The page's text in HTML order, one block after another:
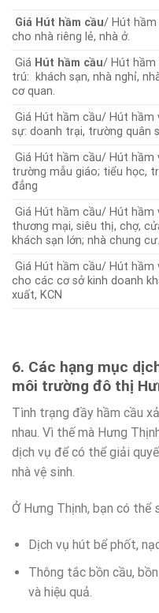
Giá Hút hầm cầu/ Hút hầm
cho nhà riêng lẻ, nhà ở.
Giá Hút hầm cầu/ Hút hầm
trú: khách sạn, nhà nghỉ,
cơ quan.
Giá Hút hầm cầu/ Hút hầm
sự: doanh trại, trường quân
Giá Hút hầm cầu/ Hút hầm
trường mẫu giáo; tiểu học,
đẳng
Giá Hút hầm cầu/ Hút hầm
thương mại, siêu thị, chợ,
khách sạn lớn; nhà chung cư.
Giá Hút hầm cầu/ Hút
cho các cơ sở kinh doanh
xuất, KCN
6. Các hạng mục
môi trường đô thị
Tình trạng đầy hầm cầu
nhau. Vì thế mà Hưng
dịch vụ để có thể giải
nhà vệ sinh.
Ở Hưng Thịnh, bạn có thể
Dịch vụ hút bể phốt,
Thông tắc bồn cầu,
và hiệu quả.